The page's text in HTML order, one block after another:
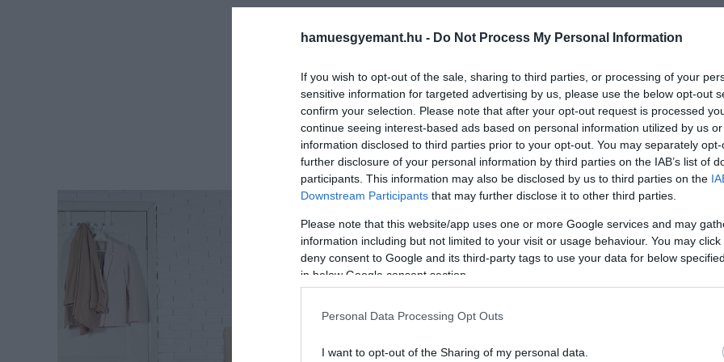
hamuesgyemant.hu - Do Not Process My Personal Information
If you wish to opt-out of the sale, sharing to third parties, or processing of your
sensitive information for targeted advertising by us, please use the below opt-out
confirm your selection. Please note that after your opt-out request is processed
continue seeing interest-based ads based on personal information utilized by us
information disclosed to third parties prior to your opt-out. You may separately
further disclosure of your personal information by third parties on the IAB’s list of
participants. This information may also be disclosed by us to third parties on the
Downstream Participants that may further disclose it to other third parties.
Please note that this website/app uses one or more Google services and may
information including but not limited to your visit or usage behaviour. You may
deny consent to Google and its third-party tags to use your data for below
in below Google consent section.
Personal Data Processing Opt Outs
I want to opt-out of the Sharing of my personal data.